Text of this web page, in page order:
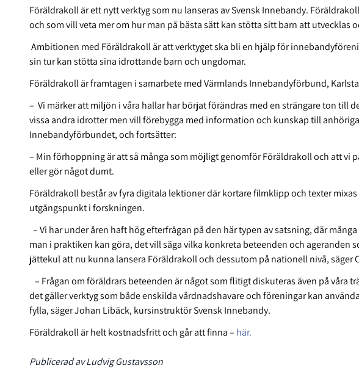
Föräldrakoll är ett nytt verktyg som nu lanseras av Svensk Innebandy.
och som vill veta mer om hur man på bästa sätt kan stötta sitt barn att utvecklas
Ambitionen med Föräldrakoll är att verktyget ska bli en hjälp för
sin tur kan stötta sina idrottande barn och ungdomar.
Föräldrakoll är framtagen i samarbete med Värmlands Innebandyförbund,
– Vi märker att miljön i våra hallar har börjat förändras med en strängare ton till
vissa andra idrotter men vill förebygga med information och kunskap till
Innebandyförbundet, och fortsätter:
– Min förhoppning är att så många som möjligt genomför Föräldrakoll och att vi
eller gör något dumt.
Föräldrakoll består av fyra digitala lektioner där kortare filmklipp och texter
utgångspunkt i forskningen.
– Vi har under åren haft hög efterfrågan på den här typen av satsning, där
man i praktiken kan göra, det vill säga vilka konkreta beteenden och
jättekul att nu kunna lansera Föräldrakoll och dessutom på nationell nivå,
– Frågan om föräldrars beteenden är något som flitigt diskuteras även på
det gäller verktyg som både enskilda vårdnadshavare och föreningar kan
fylla, säger Johan Libäck, kursinstruktör Svensk Innebandy.
Föräldrakoll är helt kostnadsfritt och går att finna – här.
Publicerad av Ludvig Gustavsson